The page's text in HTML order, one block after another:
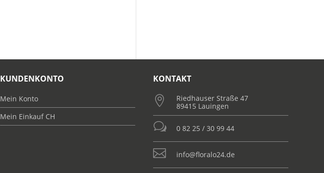
KUNDENKONTO
Mein Konto
Mein Einkauf CH
KONTAKT

Riedhauser Straße 47
89415 Lauingen
w 0 82 25 / 30 99 44
 info@floralo24.de